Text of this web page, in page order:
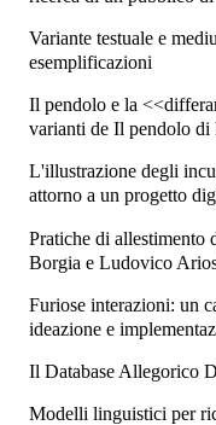
Variante testuale e
esemplificazioni
Il pendolo e la
varianti de Il pendolo
L'illustrazione degli
attorno a un progetto
Pratiche di allestimento
Borgia e Ludovico
Furiose interazioni: un
ideazione e
Il Database Allegorico
Modelli linguistici per